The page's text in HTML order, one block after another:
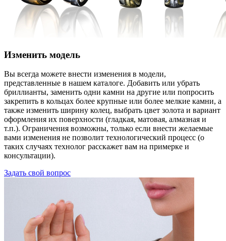
Изменить модель
Вы всегда можете внести изменения в модели,
представленные в нашем каталоге. Добавить или убрать
бриллианты, заменить одни камни на другие или попросить
закрепить в кольцах более крупные или более мелкие камни, а
также изменить ширину колец, выбрать цвет золота и вариант
оформления их поверхности (гладкая, матовая, алмазная и
т.п.). Ограничения возможны, только если внести желаемые
вами изменения не позволит технологический процесс (о
таких случаях технолог расскажет вам на примерке и
консультации).
Задать свой вопрос